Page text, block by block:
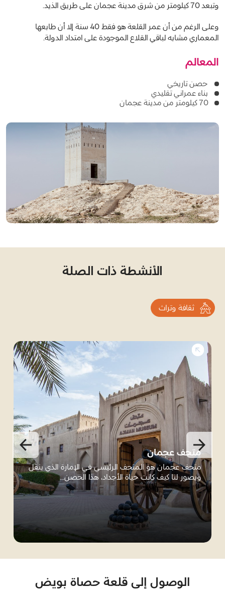
وتبعد70كيلومتر من شرق مدينة عجمان على طريق الذيد.
وعلى الرغم من أن عمر القلعة هو فقط 40 سنة إلا أن طابعها
المعماري مشابه لباقي القلاع الموجودة على امتداد الدولة.
المعالم
حصن تاريخي
بناء عمراني تقليدي
70 كيلومتر من مدينة عجمان
الأنشطة ذات الصلة
ثقافة وتراث
متحف عجمان
متحف عجمان هو المتحف الرئيسي في الإمارة الذي ينقل
ويصور لنا كيف كانت حياة الأجداد، هذا الحصن...
الوصول إلى قلعة حصاة بويض